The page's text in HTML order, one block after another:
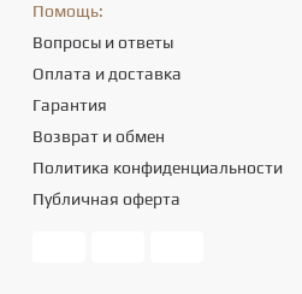
Помощь:
Вопросы и ответы
Оплата и доставка
Гарантия
Возврат и обмен
Политика конфиденциальности
Публичная оферта